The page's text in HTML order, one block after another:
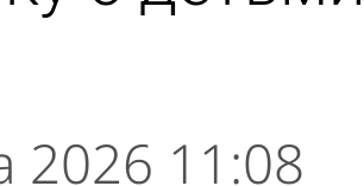
2026 11:08